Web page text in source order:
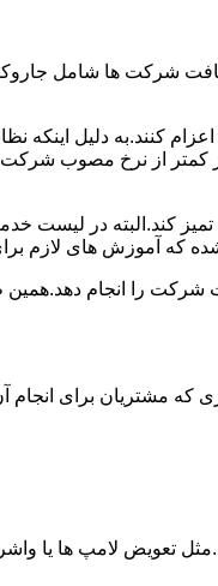
شرکت ها شامل
کنند.به دلیل اینکه
نیز کمتر از نرخ مصوب
تمیز کند.البته در
که آموزش های لازم
را انجام دهد.همین
که مشتریان برای
تعویض لامپ ها یا واشر